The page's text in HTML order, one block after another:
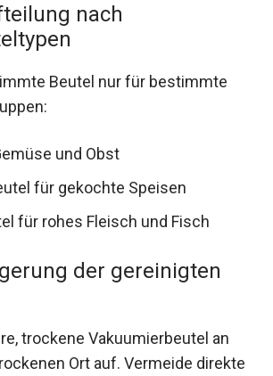
nach
Beutel nur für bestimmte
und Obst
für gekochte Speisen
für rohes Fleisch und Fisch
der gereinigten
trockene Vakuumierbeutel an
Ort auf. Vermeide direkte